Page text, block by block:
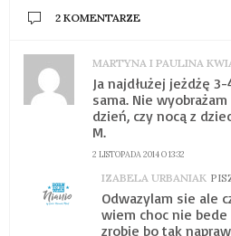
2 KOMENTARZE
MARTYNA I PAULINA
2 LISTOPADA 2014 O 13:32
Ja najdłużej jeżdżę
sama. Nie
dzień, czy nocą z
M.
IZABELA URBANIAK
Odwazylam sie ale
wiem choc nie
zrobie bo tak